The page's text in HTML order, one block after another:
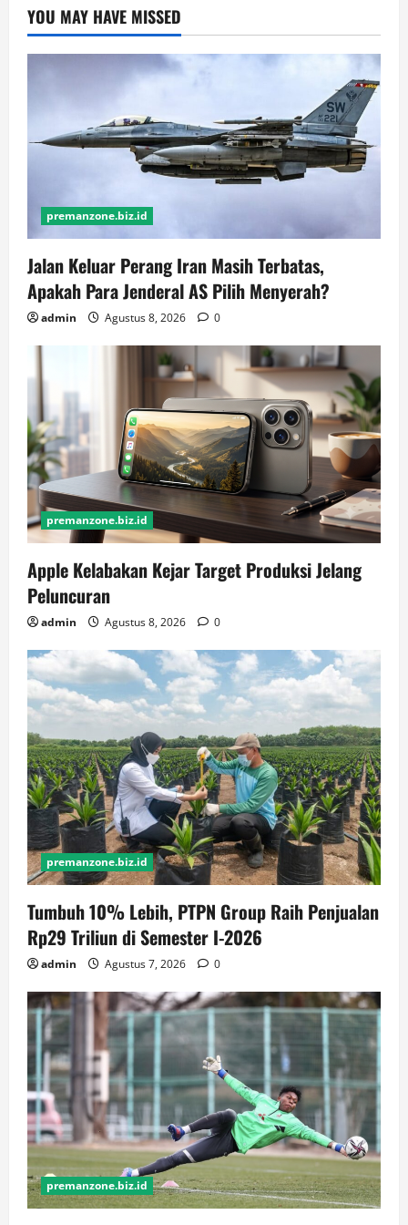
YOU MAY HAVE MISSED
premanzone.biz.id
Jalan Keluar Perang Iran Masih Terbatas,
Apakah Para Jenderal AS Pilih Menyerah?
admin Agustus 8, 2026 0
premanzone.biz.id
Apple Kelabakan Kejar Target Produksi Jelang
Peluncuran
admin Agustus 8, 2026 0
premanzone.biz.id
Tumbuh 10% Lebih, PTPN Group Raih Penjualan
Rp29 Triliun di Semester I-2026
admin Agustus 7, 2026 0
premanzone.biz.id